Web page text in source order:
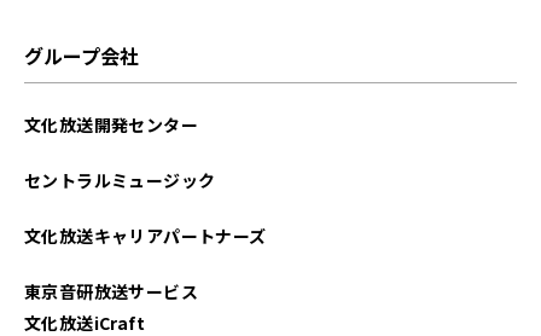
グループ会社
文化放送開発センター
セントラルミュージック
文化放送キャリアパートナーズ
東京音研放送サービス
文化放送iCraft